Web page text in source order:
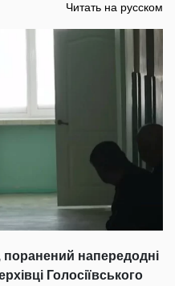
Читать на русском
поранений напередодні
Голосіївського